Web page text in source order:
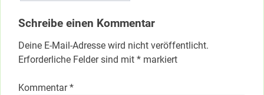
Schreibe einen Kommentar
Deine E-Mail-Adresse wird nicht veröffentlicht.
Erforderliche Felder sind mit * markiert
Kommentar*